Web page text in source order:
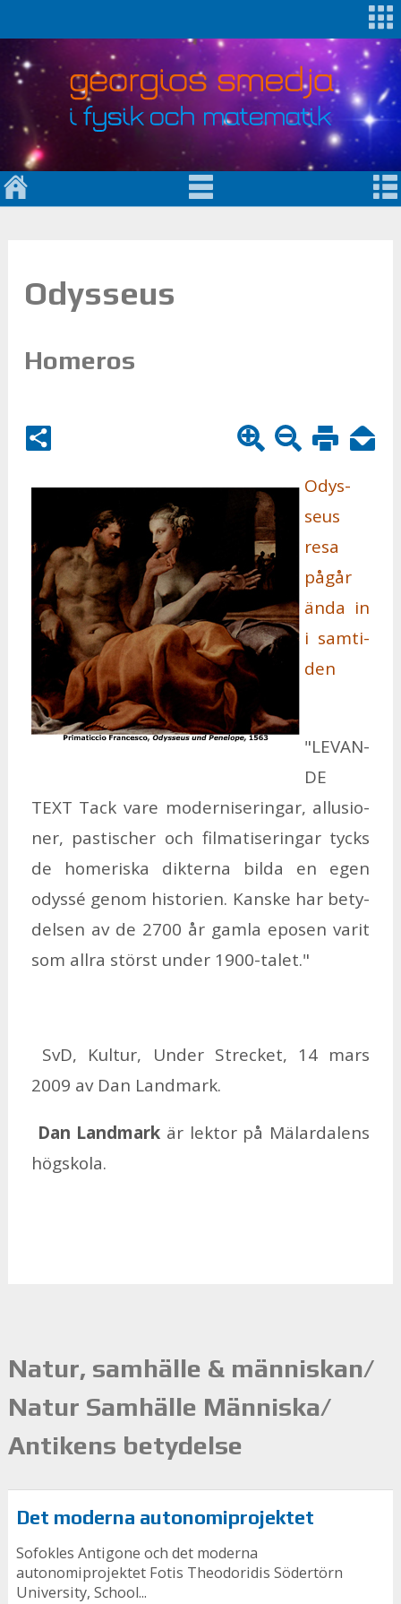
Odysseus
Homeros
Odys­
seus
resa
på­går
ända in
i sam­ti­
den
"LE­VAN­
DE
TEXT Tack vare mo­der­ni­se­ring­ar, al­lu­sio­
ner, pa­sti­scher och fil­ma­ti­se­ring­ar tycks
de ho­me­ris­ka ­dik­ter­na bil­da en egen
odys­sé ge­nom histo­ri­en. Kanske har be­ty­
del­sen av de 2700 år gam­la epo­sen va­rit
som all­ra störst un­der 1900-ta­let."
SvD, Kul­tur, Un­der Strec­ket, 14 mars
2009 av Dan Land­mark.
Dan Land­mark är lek­tor på Mä­lar­da­lens
hög­sko­la.
Natur, samhälle & människan/
Natur Samhälle Människa/
Antikens betydelse
Det moderna autonomiprojektet
Sofokles Antigone och det moderna
autonomiprojektet Fotis Theodoridis Södertörn
University, School...